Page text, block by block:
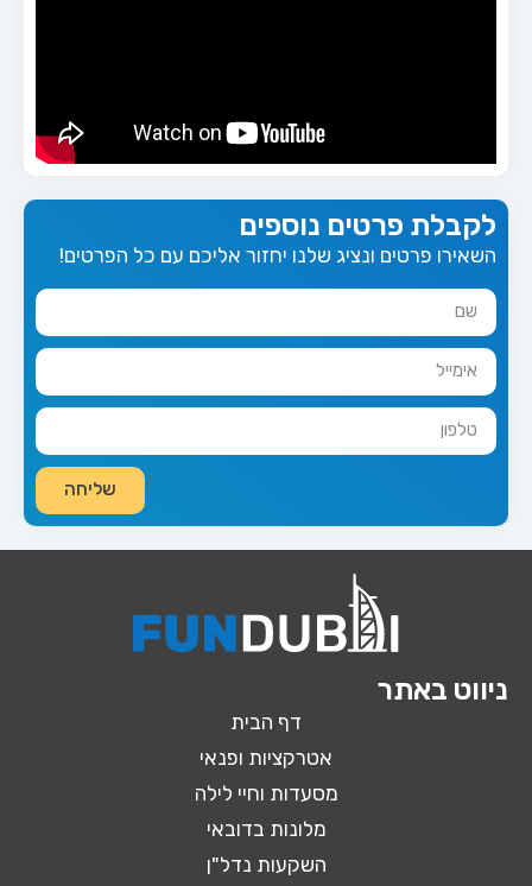
לקבלת פרטים נוספים
השאירו פרטים ונציג שלנו יחזור אליכם עם כל הפרטים!
שליחה
ניווט באתר
דף הבית
אטרקציות ופנאי
מסעדות וחיי לילה
מלונות בדובאי
השקעות נדל"ן